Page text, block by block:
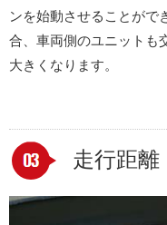
ンを始動させることがで
合、車両側のユニットも
大きくなります。
走行距離